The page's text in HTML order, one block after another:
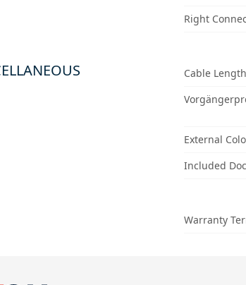
Right
Cable Length
External
Included
Warranty